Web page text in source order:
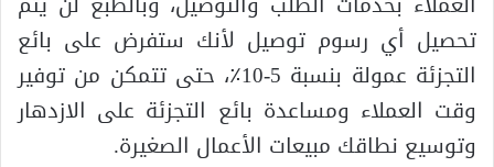
تحصيل أي رسوم توصيل لأنك ستفرض على بائع
التجزئة عمولة بنسبة 5-10٪، حتى تتمكن من توفير
وقت العملاء ومساعدة بائع التجزئة على الازدهار
وتوسيع نطاقك مبيعات الأعمال الصغيرة.